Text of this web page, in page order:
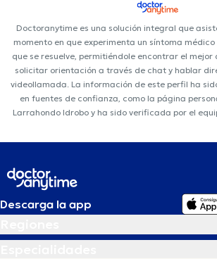
Doctoranytime es una solución integral que
momento en que experimenta un síntoma
que se resuelve, permitiéndole encontrar el mejor
solicitar orientación a través de chat y hablar
videollamada. La información de este perfil ha
en fuentes de confianza, como la página
Larrahondo Idrobo y ha sido verificada por el
Descarga la app